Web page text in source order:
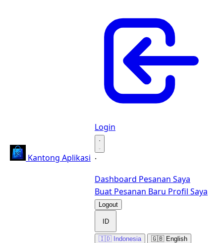
Kantong Aplikasi
Login
·
·
Dashboard Pesanan Saya
Buat Pesanan Baru Profil Saya
Logout
ID
🇮🇩 Indonesia
🇬🇧 English